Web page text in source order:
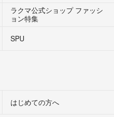
ラクマ公式ショップ ファッシ
ョン特集
SPU
はじめての方へ